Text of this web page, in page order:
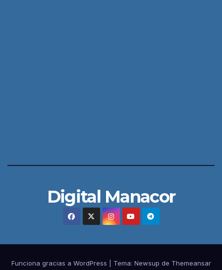
Digital Manacor
Funciona gracias a WordPress Tema: Newsup de Themeansar